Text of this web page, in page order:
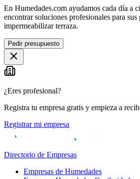
En Humedades.com ayudamos cada día a
encontrar soluciones profesionales para sus
impermeabilizar terraza.
Pedir presupuesto
¿Eres profesional?
Registra tu empresa gratis y empieza a
Registrar mi empresa
Directorio de Empresas
Empresas de Humedades